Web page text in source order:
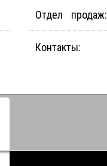
Отдел продаж:
Контакты: